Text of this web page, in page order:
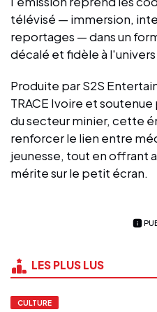
télévisé — immersion,
reportages — dans un
décalé et fidèle à l'univers
Produite par S2S
TRACE Ivoire et
du secteur minier, cette
renforcer le lien entre
jeunesse, tout en offrant
mérite sur le petit écran.
LES PLUS LUS
CULTURE